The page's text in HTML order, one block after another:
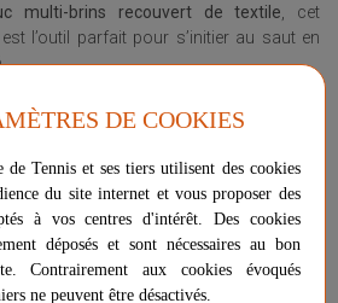
multi-brins recouvert de textile , cet
est l’outil parfait pour s’initier au saut en
permettent un entraînement
produit
DE COOKIES
de Tennis et ses tiers utilisent des cookies
du site internet et vous proposer des
à vos centres d'intérêt. Des cookies
déposés et sont nécessaires au bon
Contrairement aux cookies évoqués
ne peuvent être désactivés.